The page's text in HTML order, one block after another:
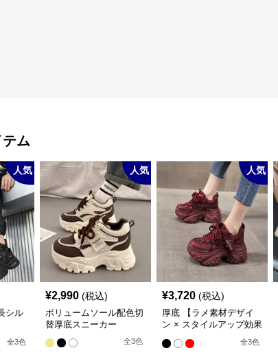
ム
人気
シル
厚
ル立
全3色
人気
¥2,990 (税込)
ボリュームソール配色切
替厚底スニーカー
全3色
人気
¥3,720 (税込)
厚底 【ラメ素材デザイ
ン × スタイルアップ効果
× カジュアル系】厚底デ
ザインスニーカー
全3色